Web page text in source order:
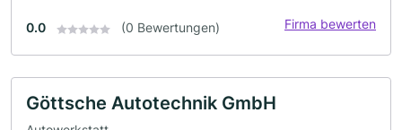
0.0 (0 Bewertungen) Firma bewerten
Göttsche Autotechnik GmbH